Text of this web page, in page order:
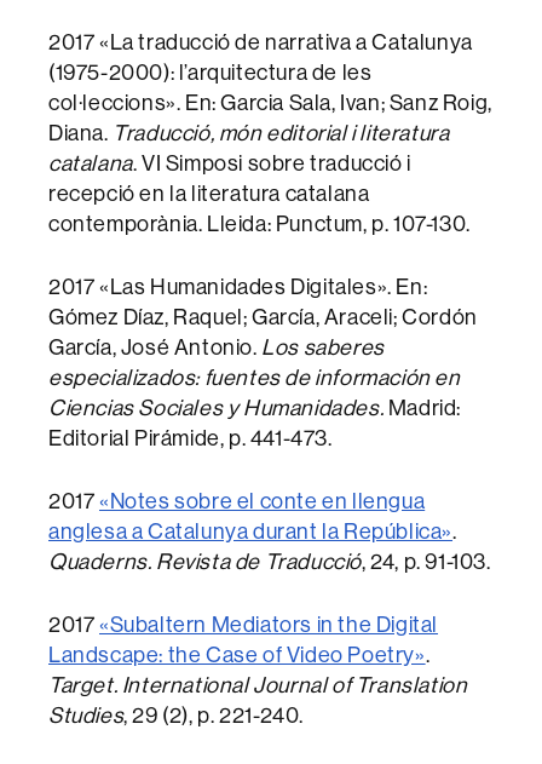
2017 «La traducció de narrativa a Catalunya
(1975-2000): l’arquitectura de les
col·leccions». En: Garcia Sala, Ivan; Sanz Roig,
Diana. Traducció, món editorial i literatura
catalana. VI Simposi sobre traducció i
recepció en la literatura catalana
contemporània. Lleida: Punctum, p. 107-130.
2017 «Las Humanidades Digitales». En:
Gómez Díaz, Raquel; García, Araceli; Cordón
García, José Antonio. Los saberes
especializados: fuentes de información en
Ciencias Sociales y Humanidades. Madrid:
Editorial Pirámide, p. 441-473.
2017 «Notes sobre el conte en llengua
anglesa a Catalunya durant la República».
Quaderns. Revista de Traducció, 24, p. 91-103.
2017 «Subaltern Mediators in the Digital
Landscape: the Case of Video Poetry».
Target. International Journal of Translation
Studies, 29 (2), p. 221-240.